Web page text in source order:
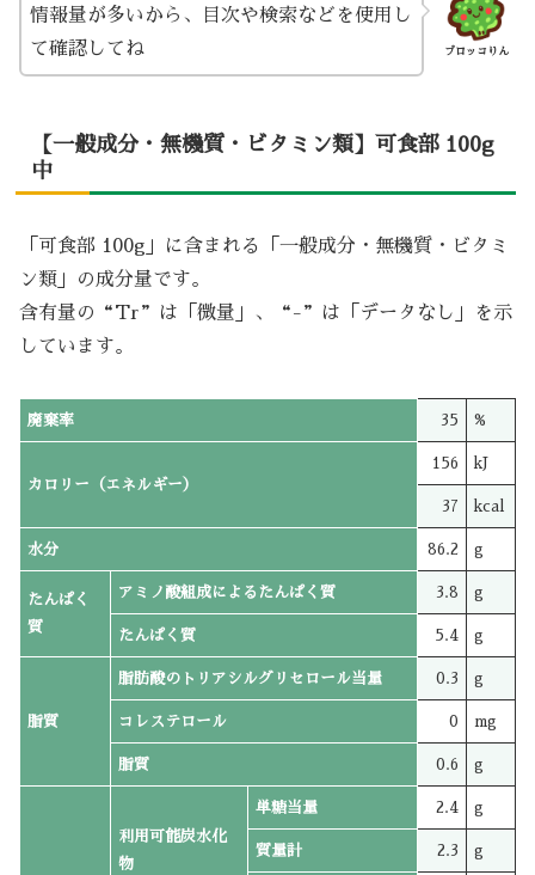
ブロッコりん
情報量が多いから、目次や検索などを使用し
て確認してね
【一般成分・無機質・ビタミン類】可食部 100g
中
「可食部 100g」に含まれる「一般成分・無機質・ビタミ
ン類」の成分量です。
含有量の“Tr”は「微量」、“-”は「データなし」を示
しています。
廃棄率 35 %
カロリー（エネルギー）
156 kJ
37 kcal
水分 86.2 g
たんぱく
質
アミノ酸組成によるたんぱく質 3.8 g
たんぱく質 5.4 g
脂質
脂肪酸のトリアシルグリセロール当量 0.3 g
コレステロール 0 mg
脂質 0.6 g
利用可能炭水化
物
単糖当量 2.4 g
質量計 2.3 g